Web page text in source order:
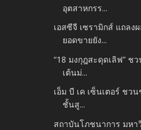
อุตสาหกรร...
เอสซีจี เซรามิกส์ แถลง
ยอดขายยัง...
“18 มงกุฎสะดุดเลิฟ” ช
เต้นม่...
เอ็ม บี เค เซ็นเตอร์ ชว
ชั้นสู...
สถาบันโภชนาการ มห